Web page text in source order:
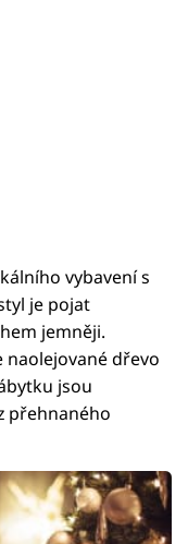
vybavení s
je pojat
jemněji.
naolejované dřevo
jsou
přehnaného